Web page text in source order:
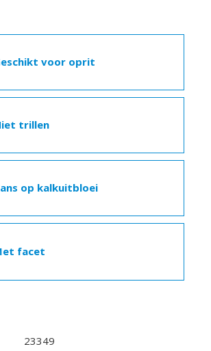
voor oprit
trillen
op kalkuitbloei
facet
23349